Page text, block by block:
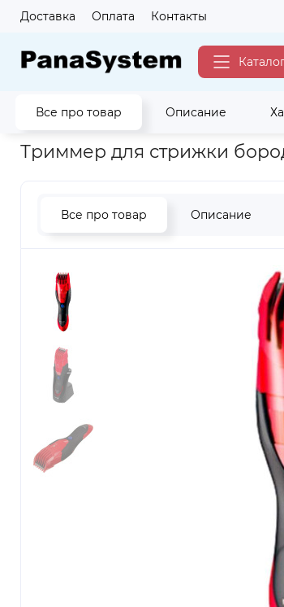
Доставка Оплата Контакты
Все про товар Описание
Главная Красота Машинки для стрижки
Триммер для стрижки
Все про товар Описание